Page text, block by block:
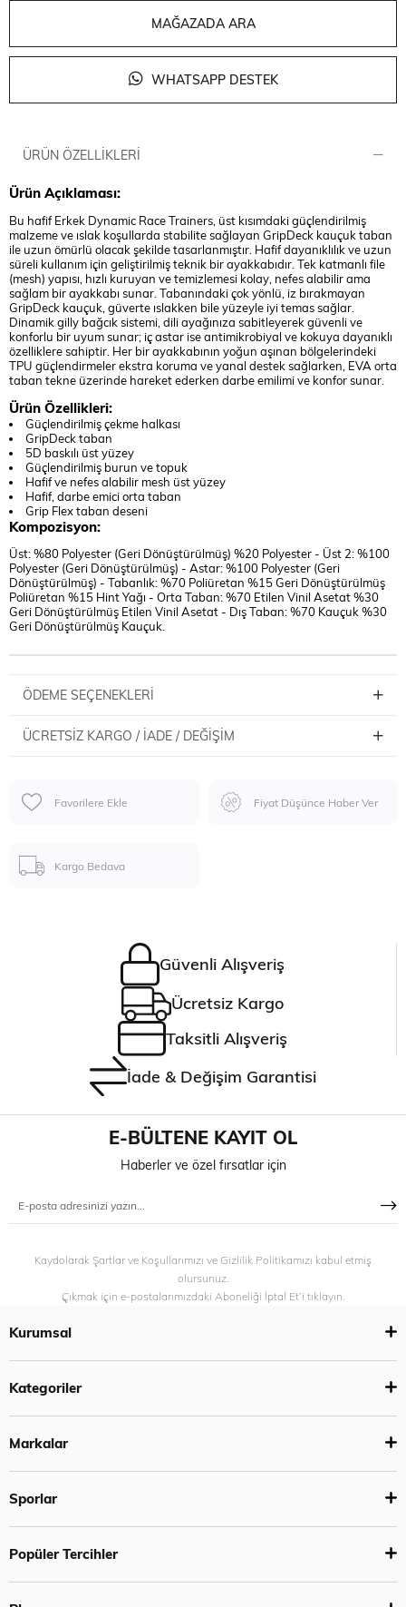
MAĞAZADA ARA
WHATSAPP DESTEK
ÜRÜN ÖZELLIKLERI
Ürün Açıklaması:
Bu hafif Erkek Dynamic Race Trainers, üst kısımdaki güçlendirilmiş
malzeme ve ıslak koşullarda stabilite sağlayan GripDeck kauçuk taban
ile uzun ömürlü olacak şekilde tasarlanmıştır. Hafif dayanıklılık ve uzun
süreli kullanım için geliştirilmiş teknik bir ayakkabıdır. Tek katmanlı file
(mesh) yapısı, hızlı kuruyan ve temizlemesi kolay, nefes alabilir ama
sağlam bir ayakkabı sunar. Tabanındaki çok yönlü, iz bırakmayan
GripDeck kauçuk, güverte ıslakken bile yüzeyle iyi temas sağlar.
Dinamik gilly bağcık sistemi, dili ayağınıza sabitleyerek güvenli ve
konforlu bir uyum sunar; iç astar ise antimikrobiyal ve kokuya dayanıklı
özelliklere sahiptir. Her bir ayakkabının yoğun aşınan bölgelerindeki
TPU güçlendirmeler ekstra koruma ve yanal destek sağlarken, EVA orta
taban tekne üzerinde hareket ederken darbe emilimi ve konfor sunar.
Ürün Özellikleri:
Güçlendirilmiş çekme halkası
GripDeck taban
5D baskılı üst yüzey
Güçlendirilmiş burun ve topuk
Hafif ve nefes alabilir mesh üst yüzey
Hafif, darbe emici orta taban
Grip Flex taban deseni
Kompozisyon:
Üst: %80 Polyester (Geri Dönüştürülmüş) %20 Polyester - Üst 2: %100
Polyester (Geri Dönüştürülmüş) - Astar: %100 Polyester (Geri
Dönüştürülmüş) - Tabanlık: %70 Poliüretan %15 Geri Dönüştürülmüş
Poliüretan %15 Hint Yağı - Orta Taban: %70 Etilen Vinil Asetat %30
Geri Dönüştürülmüş Etilen Vinil Asetat - Dış Taban: %70 Kauçuk %30
Geri Dönüştürülmüş Kauçuk.
ÖDEME SEÇENEKLERI
ÜCRETSIZ KARGO / İADE / DEĞIŞIM
Favorilere Ekle Fiyat Düşünce Haber Ver
Kargo Bedava
Güvenli Alışveriş
Ücretsiz Kargo
Taksitli Alışveriş
İade & Değişim Garantisi
E-BÜLTENE KAYIT OL
Haberler ve özel fırsatlar için
Kaydolarak Şartlar ve Koşullarımızı ve Gizlilik Politikamızı kabul etmiş
olursunuz.
Çıkmak için e-postalarımızdaki Aboneliği İptal Et’i tıklayın.
Kurumsal
Kategoriler
Markalar
Sporlar
Popüler Tercihler